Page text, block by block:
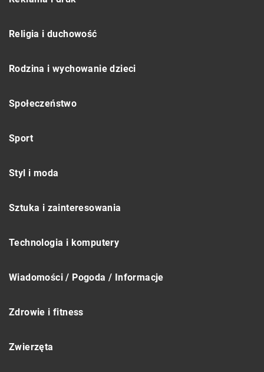
Religia i duchowość
Rodzina i wychowanie dzieci
Społeczeństwo
Sport
Styl i moda
Sztuka i zainteresowania
Technologia i komputery
Wiadomości / Pogoda / Informacje
Zdrowie i fitness
Zwierzęta